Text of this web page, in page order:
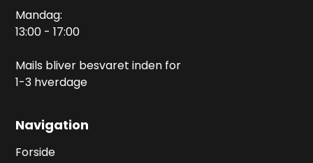
Mandag:
13:00 - 17:00
Mails bliver besvaret inden for
1-3 hverdage
Navigation
Forside